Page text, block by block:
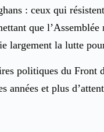
: ceux qui
que
largement la lutte
politiques du Front
et plus